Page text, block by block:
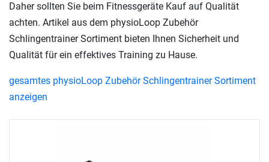
Daher sollten Sie beim Fitnessgeräte Kauf auf Qualität
achten. Artikel aus dem physioLoop Zubehör
Schlingentrainer Sortiment bieten Ihnen Sicherheit und
Qualität für ein effektives Training zu Hause.
gesamtes physioLoop Zubehör Schlingentrainer Sortiment
anzeigen